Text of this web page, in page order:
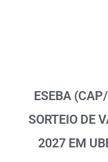
ESEBA
SORTEIO DE
2027 EM